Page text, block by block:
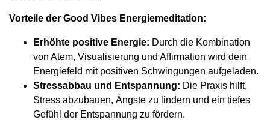
Vorteile der Good Vibes Energiemeditation:
Erhöhte positive Energie: Durch die Kombination
von Atem, Visualisierung und Affirmation wird dein
Energiefeld mit positiven Schwingungen aufgeladen.
Stressabbau und Entspannung: Die Praxis hilft,
Stress abzubauen, Ängste zu lindern und ein tiefes
Gefühl der Entspannung zu fördern.